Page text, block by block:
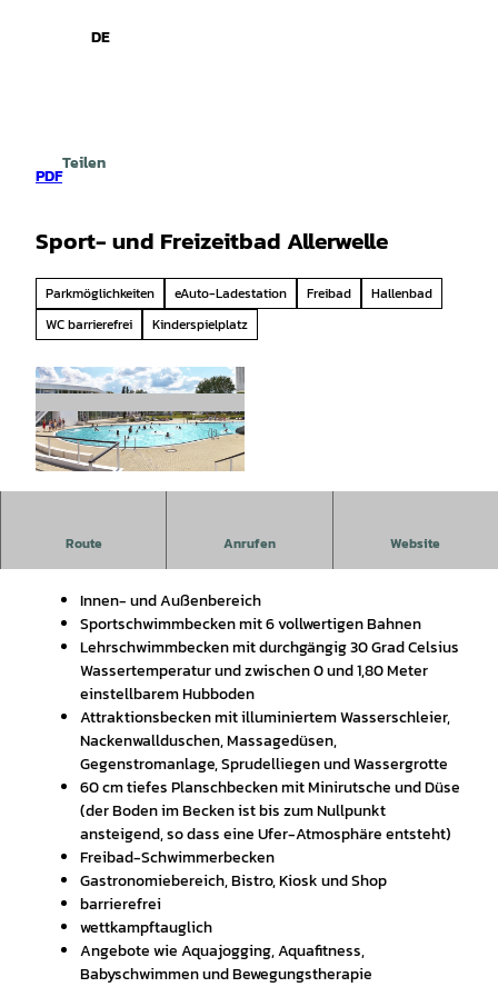
Gebärdensprache
DE
PDF
Teilen
Sport- und Freizeitbad Allerwelle
Parkmöglichkeiten eAuto-Ladestation Freibad
Hallenbad
WC barrierefrei
Kinderspielplatz
Route Anrufen Website
Modernes Bad für Sport- oder Freizeitschwimmer im
Innen- und Außenbereich
Sportschwimmbecken mit 6 vollwertigen Bahnen
Lehrschwimmbecken mit durchgängig 30 Grad Celsius
Wassertemperatur und zwischen 0 und 1,80 Meter
einstellbarem Hubboden
Attraktionsbecken mit illuminiertem Wasserschleier,
Nackenwallduschen, Massagedüsen,
Gegenstromanlage, Sprudelliegen und Wassergrotte
60 cm tiefes Planschbecken mit Minirutsche und Düse
(der Boden im Becken ist bis zum Nullpunkt
ansteigend, so dass eine Ufer-Atmosphäre entsteht)
Freibad-Schwimmerbecken
Gastronomiebereich, Bistro, Kiosk und Shop
barrierefrei
wettkampftauglich
Angebote wie Aquajogging, Aquafitness,
Babyschwimmen und Bewegungstherapie